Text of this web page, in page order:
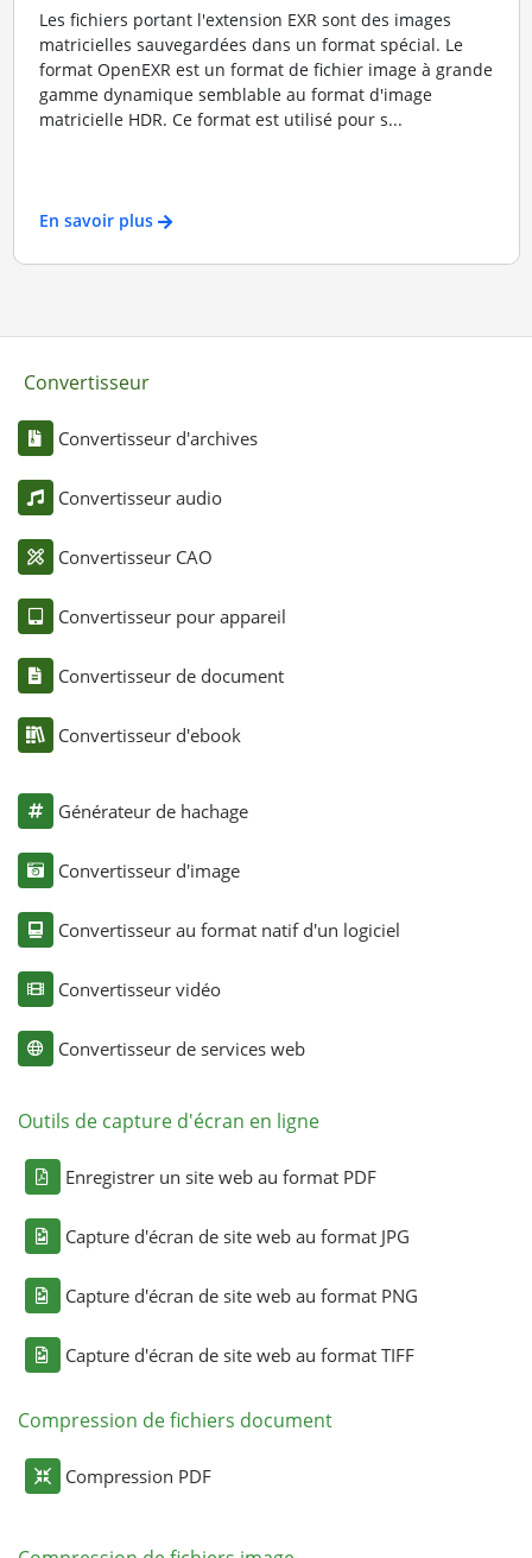
Les fichiers portant l'extension EXR sont des images
matricielles sauvegardées dans un format spécial. Le
format OpenEXR est un format de fichier image à grande
gamme dynamique semblable au format d'image
matricielle HDR. Ce format est utilisé pour s...
En savoir plus
Convertisseur
Convertisseur d'archives
Convertisseur audio
Convertisseur CAO
Convertisseur pour appareil
Convertisseur de document
Convertisseur d'ebook
Générateur de hachage
Convertisseur d'image
Convertisseur au format natif d'un logiciel
Convertisseur vidéo
Convertisseur de services web
Outils de capture d'écran en ligne
Enregistrer un site web au format PDF
Capture d'écran de site web au format JPG
Capture d'écran de site web au format PNG
Capture d'écran de site web au format TIFF
Compression de fichiers document
Compression PDF